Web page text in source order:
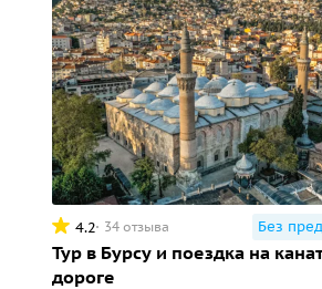
4.2 34 отзыва Без
Тур в Бурсу и поездка на
дороге